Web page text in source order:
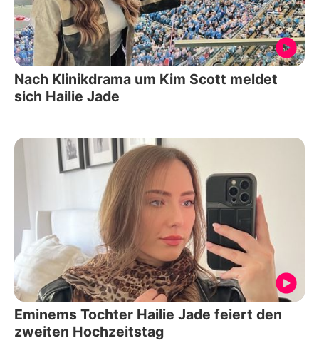
Nach Klinikdrama um Kim Scott meldet
sich Hailie Jade
Eminems Tochter Hailie Jade feiert den
zweiten Hochzeitstag